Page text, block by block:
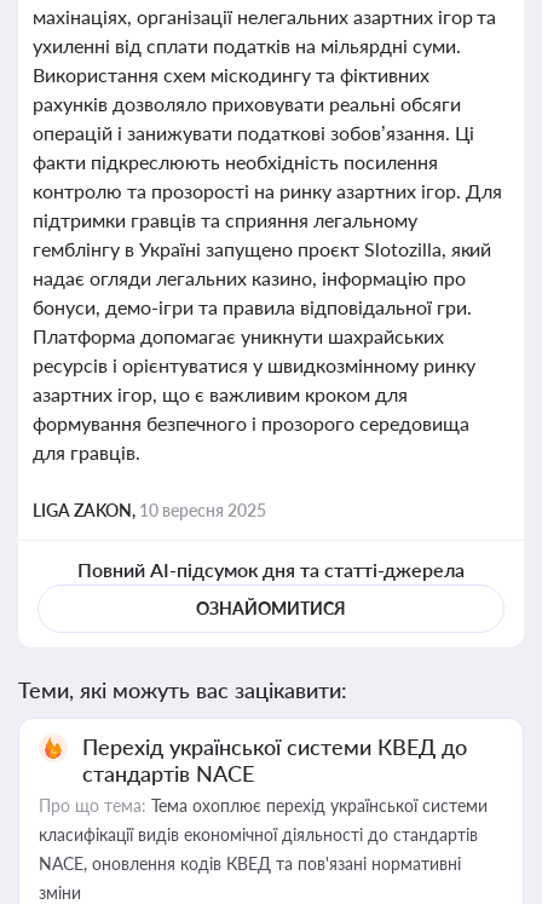
махінаціях, організації нелегальних азартних ігор та
ухиленні від сплати податків на мільярдні суми.
Використання схем міскодингу та фіктивних
рахунків дозволяло приховувати реальні обсяги
операцій і занижувати податкові зобов’язання. Ці
факти підкреслюють необхідність посилення
контролю та прозорості на ринку азартних ігор. Для
підтримки гравців та сприяння легальному
гемблінгу в Україні запущено проєкт Slotozilla, який
надає огляди легальних казино, інформацію про
бонуси, демо-ігри та правила відповідальної гри.
Платформа допомагає уникнути шахрайських
ресурсів і орієнтуватися у швидкозмінному ринку
азартних ігор, що є важливим кроком для
формування безпечного і прозорого середовища
для гравців.
LIGA ZAKON, 10 вересня 2025
Повний AI-підсумок дня та статті-джерела
ОЗНАЙОМИТИСЯ
Теми, які можуть вас зацікавити:
Перехід української системи КВЕД до
стандартів NACE
Про що тема: Тема охоплює перехід української системи
класифікації видів економічної діяльності до стандартів
NACE, оновлення кодів КВЕД та пов'язані нормативні
зміни